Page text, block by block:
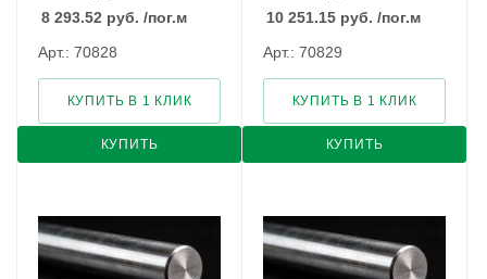
8 293.52 руб. /пог.м
Арт.: 70828
КУПИТЬ
КУПИТЬ В 1 КЛИК
10 251.15 руб. /пог.м
Арт.: 70829
КУПИТЬ
КУПИТЬ В 1 КЛИК